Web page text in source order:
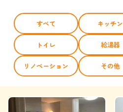
すべて キッチン
トイレ 給湯器
リノベーション その他